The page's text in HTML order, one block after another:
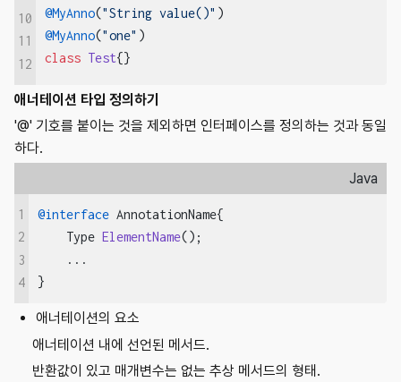
10
11
12
@MyAnno("String value()"
@MyAnno("one"
class Test{}
애너테이션 타입 정의하기
'@' 기호를 붙이는 것을 제외하면 인터페이스를 정의하는 것과 동일
하다.
Java
1
2
3
4
@interface AnnotationName{
Type ElementName() ;
    ...
}
애너테이션의 요소
애너테이션 내에 선언된 메서드.
반환값이 있고 매개변수는 없는 추상 메서드의 형태.